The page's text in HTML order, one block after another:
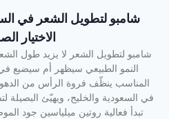
شامبو لتطويل الشعر في
الاختيار
شامبو لتطويل الشعر لا يزيد طول
النمو الطبيعي سيظهر أم سيضيع
المناسب ينظّف فروة الرأس من الدهون
في السعودية والخليج، ويهيّئ البصيلة
تبدأ فعالية روتين ميلياسين جود